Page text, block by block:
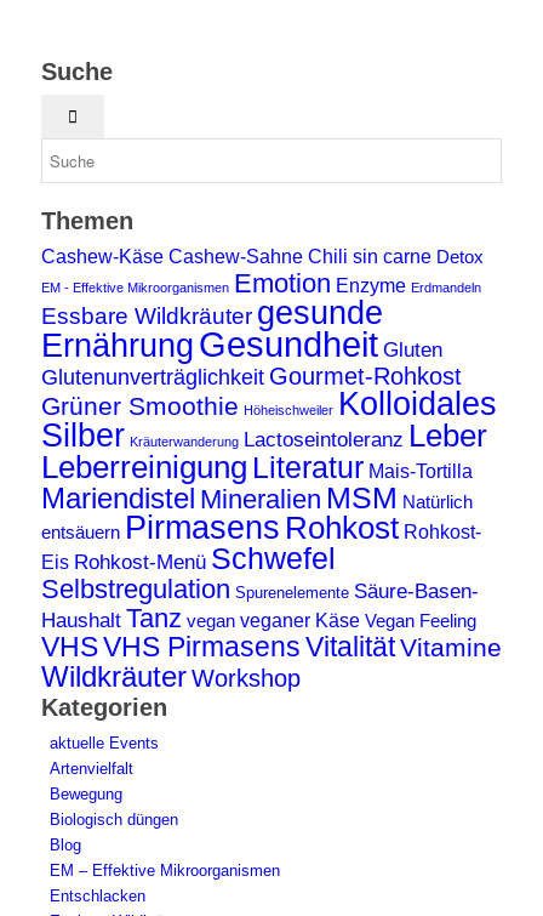
Suche
Themen
Cashew-Käse Cashew-Sahne Chili sin carne Detox
EM - Effektive Mikroorganismen Emotion Enzyme Erdmandeln
Essbare Wildkräuter gesunde
Ernährung Gesundheit Gluten
Glutenunverträglichkeit Gourmet-Rohkost
Grüner Smoothie Höheischweiler Kolloidales
Silber Kräuterwanderung Lactoseintoleranz Leber
Leberreinigung Literatur Mais-Tortilla
Mariendistel Mineralien MSM Natürlich
entsäuern Pirmasens Rohkost Rohkost-
Eis Rohkost-Menü Schwefel
Selbstregulation Spurenelemente Säure-Basen-
Haushalt Tanz vegan veganer Käse Vegan Feeling
VHSVHS PirmasensVitalitätVitamine
Wildkräuter Workshop
Kategorien
aktuelle Events
Artenvielfalt
Bewegung
Biologisch düngen
Blog
EM – Effektive Mikroorganismen
Entschlacken